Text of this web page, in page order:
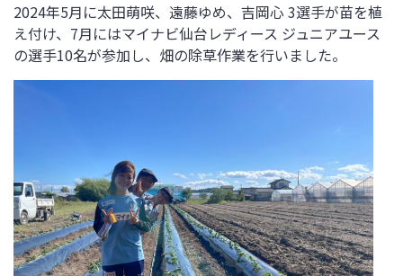
2024年5月に太田萌咲、遠藤ゆめ、吉岡心3選手が苗を植
え付け、7月にはマイナビ仙台レディース ジュニアユース
の選手10名が参加し、畑の除草作業を行いました。